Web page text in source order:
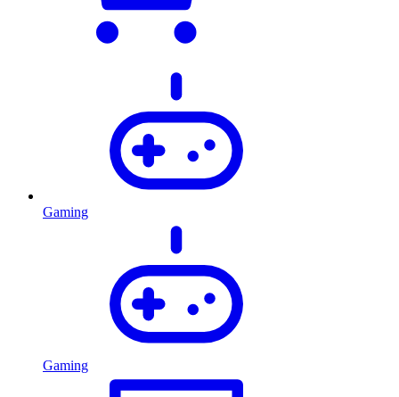
Gaming
Gaming